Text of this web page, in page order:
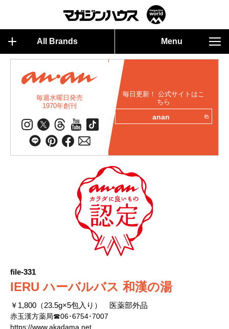
All Brands Menu
毎週水曜日発売
1970年創刊
毎日更新！ 公式サイトはこ
ちら
anan
file-331
IERU ハーバルバス 和漢の湯
￥1,800（23.5g×5包入り） 医薬部外品
赤玉漢方薬局☎06･6754･7007
https://www.akadama.net